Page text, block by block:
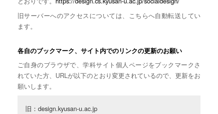
旧サーバーへのアクセスについては、こちらへ自動転送してい
ます。
各自のブックマーク、サイト内でのリンクの更新のお願い
ご自身のブラウザで、学科サイト個人ページをブックマークさ
れていた方、URLが以下のとおり変更されているので、更新をお
願いします。
旧：design.kyusan-u.ac.jp